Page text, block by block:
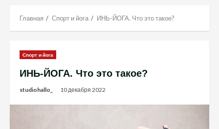
Главная Спорт и йога ИНЬ-ЙОГА. Что это такое?
Спорт и йога
ИНЬ-ЙОГА. Что это такое?
studiohallo_ 10 декабря 2022